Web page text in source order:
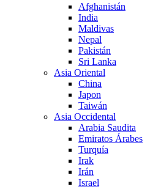
Afghanistán
India
Maldivas
Nepal
Pakistán
Sri Lanka
Asia Oriental
China
Japon
Taiwán
Asia Occidental
Arabia Saudita
Emiratos Árabes
Turquía
Irak
Irán
Israel